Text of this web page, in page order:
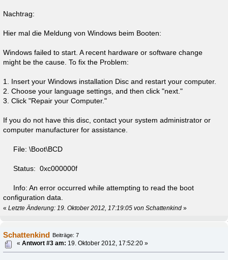
Nachtrag:
Hier mal die Meldung von Windows beim Booten:
Windows failed to start. A recent hardware or software change
might be the cause. To fix the Problem:
1. Insert your Windows installation Disc and restart your computer.
2. Choose your language settings, and then click "next."
3. Click "Repair your Computer."
If you do not have this disc, contact your system administrator or
computer manufacturer for assistance.
File: \Boot\BCD
Status: 0xc000000f
Info: An error occurred while attempting to read the boot
configuration data.
«Letzte Änderung: 19. Oktober 2012, 17:19:05 von Schattenkind »
Schattenkind Beiträge: 7
«Antwort #3 am: 19. Oktober 2012, 17:52:20 »